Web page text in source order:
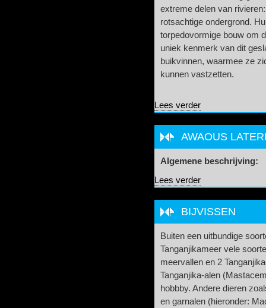
extreme delen van
rotsachtige ondergrond.
torpedovormige bouw om
uniek kenmerk van dit
buikvinnen, waarmee ze
kunnen vastzetten.
Lees verder
AWAOUS
Algemene beschrijving:
Lees verder
BIJVISSEN
Buiten een uitbundige
Tanganjikameer vele
meervallen en 2
Tanganjika-alen
hobbby. Andere dieren
en garnalen (hieronder: